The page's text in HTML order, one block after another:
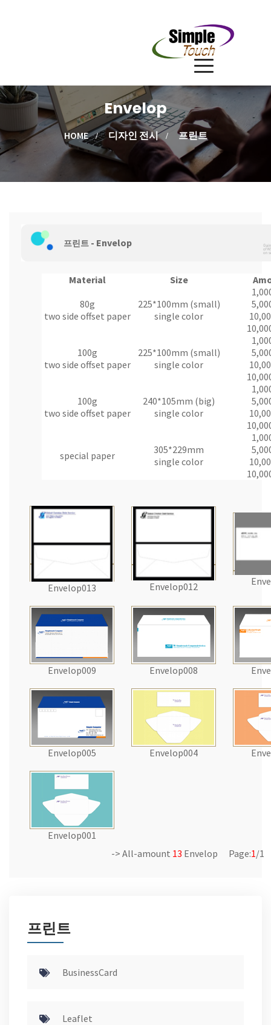
Envelop
HOME 디자인 전시 프린트
프린트 - Envelop
Material Size
80g
two side offset paper
225*100mm (small)
single color
100g
two side offset paper
225*100mm (small)
single color
100g
two side offset paper
240*105mm (big)
single color
special paper
305*229mm
single color
Envelop013 Envelop012
Envelop009 Envelop008
Envelop005 Envelop004
Envelop001
-> All-amount 13 Envelop Page:1/1
프린트
BusinessCard
Leaflet